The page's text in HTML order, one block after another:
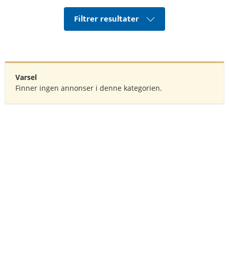
Filtrer resultater
Varsel
Finner ingen annonser i denne kategorien.